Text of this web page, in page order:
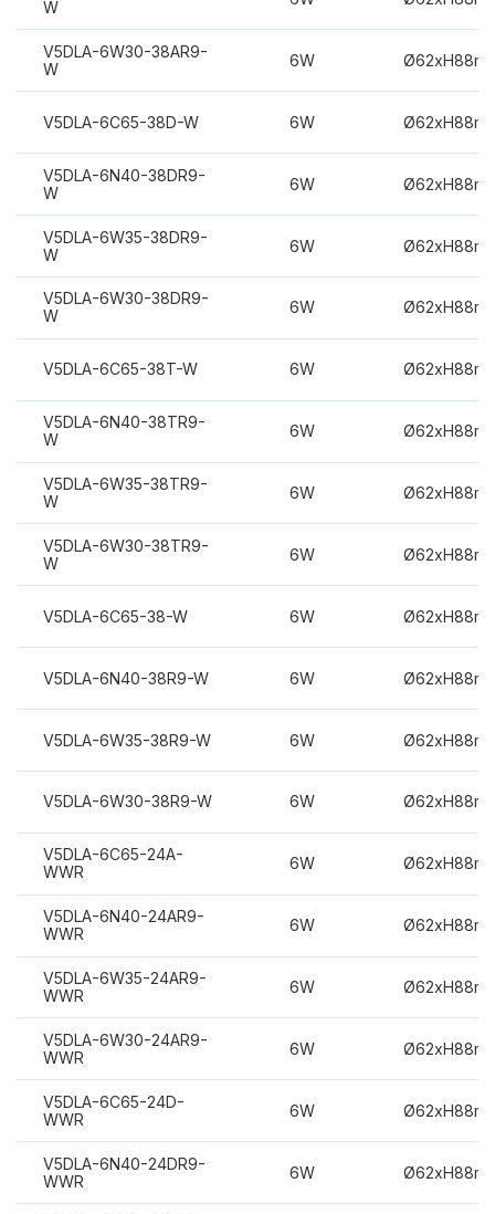
W
V5DLA-6W30-38AR9-
W
6W
V5DLA-6C65-38D-W 6W
V5DLA-6N40-38DR9-
W
6W
V5DLA-6W35-38DR9-
W
6W
V5DLA-6W30-38DR9-
W
6W
V5DLA-6C65-38T-W 6W
V5DLA-6N40-38TR9-
W
6W
V5DLA-6W35-38TR9-
W
6W
V5DLA-6W30-38TR9-
W
6W
V5DLA-6C65-38-W 6W
V5DLA-6N40-38R9-W 6W
V5DLA-6W35-38R9-W 6W
V5DLA-6W30-38R9-W 6W
V5DLA-6C65-24A-
WWR
6W
V5DLA-6N40-24AR9-
WWR
6W
V5DLA-6W35-24AR9-
WWR
6W
V5DLA-6W30-24AR9-
WWR
6W
V5DLA-6C65-24D-
WWR
6W
V5DLA-6N40-24DR9-
WWR
6W